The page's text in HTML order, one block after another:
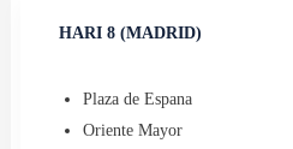
HARI 8 (MADRID)
Plaza de Espana
⁠Oriente Mayor